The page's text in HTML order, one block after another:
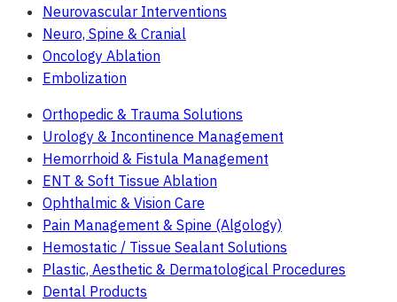
Neurovascular Interventions
Neuro, Spine & Cranial
Oncology Ablation
Embolization
Orthopedic & Trauma Solutions
Urology & Incontinence Management
Hemorrhoid & Fistula Management
ENT & Soft Tissue Ablation
Ophthalmic & Vision Care
Pain Management & Spine (Algology)
Hemostatic / Tissue Sealant Solutions
Plastic, Aesthetic & Dermatological Procedures
Dental Products